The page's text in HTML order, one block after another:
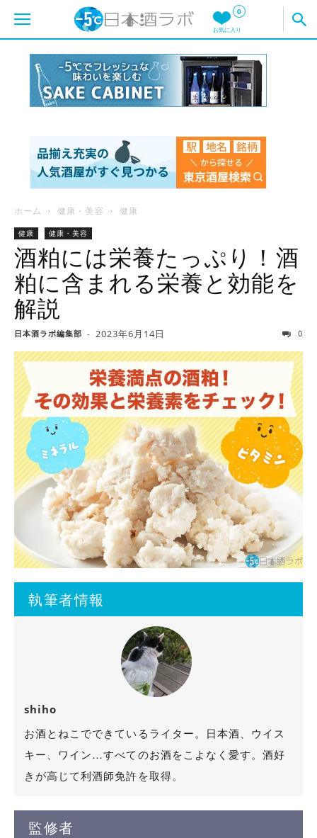
0
お気に入り
ホーム 健康・美容 健康
健康 健康・美容
酒粕には栄養たっぷり！酒
粕に含まれる栄養と効能を
解説
日本酒ラボ編集部 - 2023年6月14日 0
執筆者情報
shiho
お酒とねこでできているライター。日本酒、ウイス
キー、ワイン…すべてのお酒をこよなく愛す。酒好
きが高じて利酒師免許を取得。
監修者